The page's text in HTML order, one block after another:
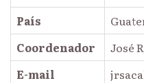
País
Coordenador
José
E-mail